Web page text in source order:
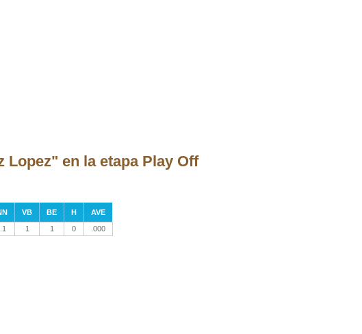
en la etapa Play Off
VB BE H
AVE
1 1 0 .000